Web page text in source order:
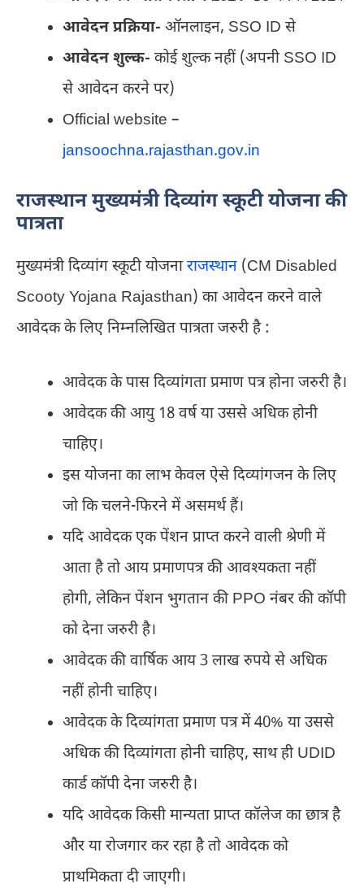
आवेदन प्रक्रिया- ऑनलाइन, SSO ID से
आवेदन शुल्क- कोई शुल्क नहीं (अपनी SSO ID
से आवेदन करने पर)
Official website –
jansoochna.rajasthan.gov.in
राजस्थान मुख्यमंत्री दिव्यांग स्कूटी योजना की
पात्रता
मुख्यमंत्री दिव्यांग स्कूटी योजनाराजस्थान (CM Disabled
Scooty Yojana Rajasthan) का आवेदन करने वाले
आवेदक के लिए निम्नलिखित पात्रता जरुरी है :
आवेदक के पास दिव्यांगता प्रमाण पत्र होना जरुरी है।
आवेदक की आयु 18 वर्ष या उससे अधिक होनी
चाहिए।
इस योजना का लाभ केवल ऐसे दिव्यांगजन के लिए
जो कि चलने-फिरने में असमर्थ हैं।
यदि आवेदक एक पेंशन प्राप्त करने वाली श्रेणी में
आता है तो आय प्रमाणपत्र की आवश्यकता नहीं
होगी, लेकिन पेंशन भुगतान की PPO नंबर की कॉपी
को देना जरुरी है।
आवेदक की वार्षिक आय 3 लाख रुपये से अधिक
नहीं होनी चाहिए।
आवेदक के दिव्यांगता प्रमाण पत्र में 40% या उससे
अधिक की दिव्यांगता होनी चाहिए, साथ ही UDID
कार्ड कॉपी देना जरुरी है।
यदि आवेदक किसी मान्यता प्राप्त कॉलेज का छात्र है
और या रोजगार कर रहा है तो आवेदक को
प्राथमिकता दी जाएगी।